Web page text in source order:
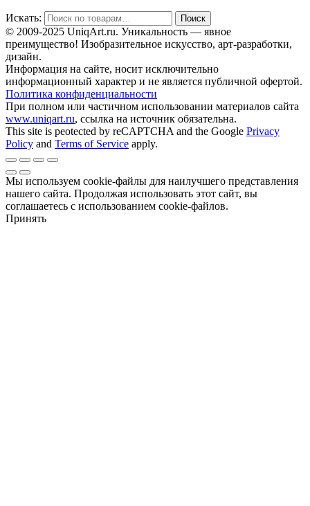
Искать: Поиск
© 2009-2025 UniqАrt.ru. Уникальность — явное
преимущество! Изобразительное искусство, арт-разработки,
дизайн.
Информация на сайте, носит исключительно
информационный характер и не является публичной офертой.
Политика конфиденциальности
При полном или частичном использовании материалов сайта
www.uniqart.ru, ссылка на источник обязательна.
This site is peotected by reCAPTCHA and the Google Privacy
Policy and Terms of Service apply.
Мы используем cookie-файлы для наилучшего представления
нашего сайта. Продолжая использовать этот сайт, вы
соглашаетесь с использованием cookie-файлов.
Принять